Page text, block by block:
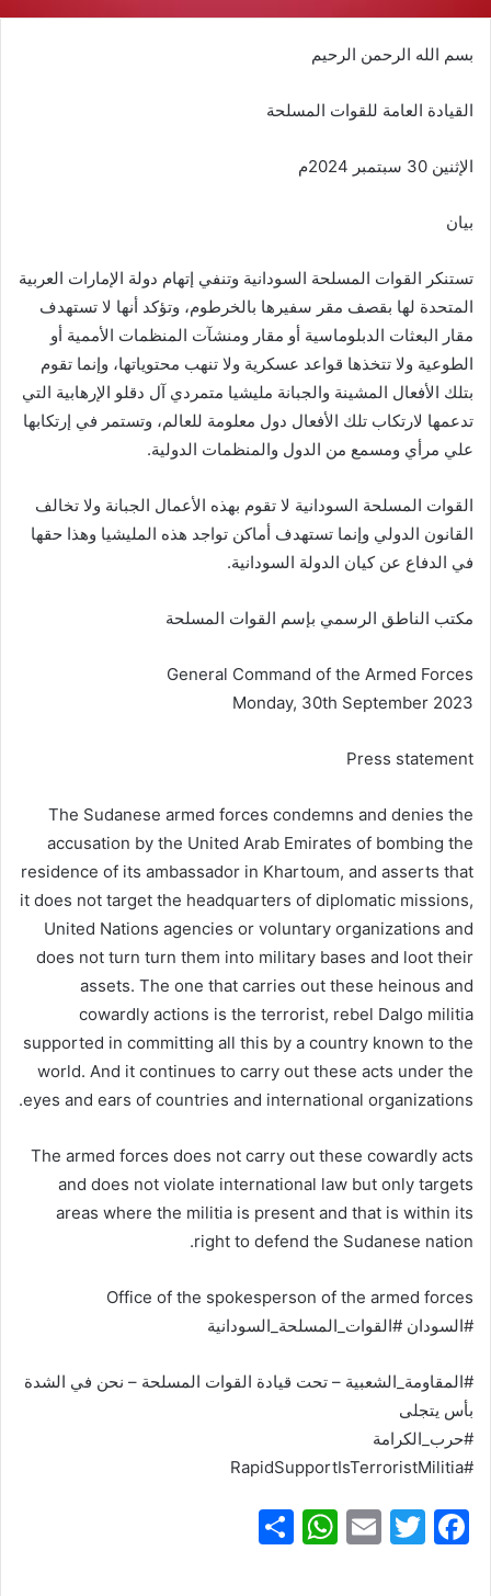
بسم الله الرحمن الرحيم
القيادة العامة للقوات المسلحة
الإثنين 30 سبتمبر 2024م
بيان
تستنكر القوات المسلحة السودانية وتنفي إتهام دولة الإمارات العربية
المتحدة لها بقصف مقر سفيرها بالخرطوم، وتؤكد أنها لا تستهدف
مقار البعثات الدبلوماسية أو مقار ومنشآت المنظمات الأممية أو
الطوعية ولا تتخذها قواعد عسكرية ولا تنهب محتوياتها، وإنما تقوم
بتلك الأفعال المشينة والجبانة مليشيا متمردي آل دقلو الإرهابية التي
تدعمها لارتكاب تلك الأفعال دول معلومة للعالم، وتستمر في إرتكابها
علي مرأي ومسمع من الدول والمنظمات الدولية.
القوات المسلحة السودانية لا تقوم بهذه الأعمال الجبانة ولا تخالف
القانون الدولي وإنما تستهدف أماكن تواجد هذه المليشيا وهذا حقها
في الدفاع عن كيان الدولة السودانية.
مكتب الناطق الرسمي بإسم القوات المسلحة
General Command of the Armed Forces
Monday, 30th September 2023
Press statement
The Sudanese armed forces condemns and denies the
accusation by the United Arab Emirates of bombing the
residence of its ambassador in Khartoum, and asserts that
it does not target the headquarters of diplomatic missions,
United Nations agencies or voluntary organizations and
does not turn turn them into military bases and loot their
assets. The one that carries out these heinous and
cowardly actions is the terrorist, rebel Dalgo militia
supported in committing all this by a country known to the
world. And it continues to carry out these acts under the
eyes and ears of countries and international organizations.
The armed forces does not carry out these cowardly acts
and does not violate international law but only targets
areas where the militia is present and that is within its
right to defend the Sudanese nation.
Office of the spokesperson of the armed forces
#السودان #القوات_المسلحة_السودانية
#المقاومة_الشعبية – تحت قيادة القوات المسلحة – نحن في الشدة
بأس يتجلى
#حرب_الكرامة
#RapidSupportIsTerroristMilitia
F
T
E
W